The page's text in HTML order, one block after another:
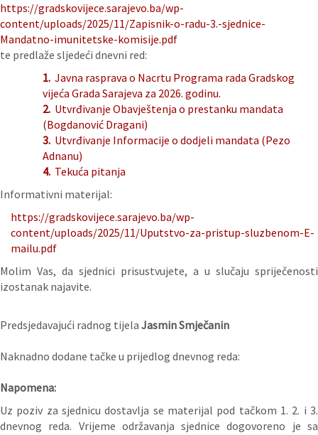
https://gradskovijece.sarajevo.ba/wp-
content/uploads/2025/11/Zapisnik-o-radu-3.-sjednice-
Mandatno-imunitetske-komisije.pdf
te predlaže sljedeći dnevni red:
1. Javna rasprava o Nacrtu Programa rada Gradskog
vijeća Grada Sarajeva za 2026. godinu.
2. Utvrđivanje Obavještenja o prestanku mandata
(Bogdanović Dragani)
3. Utvrđivanje Informacije o dodjeli mandata (Pezo
Adnanu)
4. Tekuća pitanja
Informativni materijal:
https://gradskovijece.sarajevo.ba/wp-
content/uploads/2025/11/Uputstvo-za-pristup-sluzbenom-E-
mailu.pdf
Molim Vas, da sjednici prisustvujete, a u slučaju spriječenosti
izostanak najavite.
Predsjedavajući radnog tijela Jasmin Smječanin
Naknadno dodane tačke u prijedlog dnevnog reda:
Napomena:
Uz poziv za sjednicu dostavlja se materijal pod tačkom 1. 2. i 3.
dnevnog reda. Vrijeme održavanja sjednice dogovoreno je sa